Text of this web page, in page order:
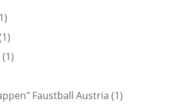
11
Produkt
11
Produkt
11
Faustball Austria 11